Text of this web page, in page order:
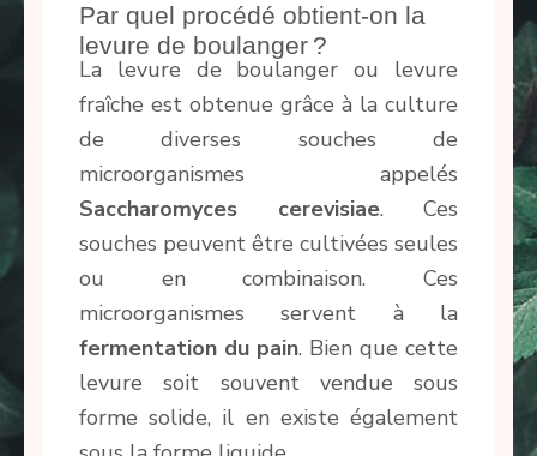
Par quel procédé obtient-on la
levure de boulanger ?
La levure de boulanger ou levure
fraîche est obtenue grâce à la culture
de diverses souches de
microorganismes appelés
Saccharomyces cerevisiae. Ces
souches peuvent être cultivées seules
ou en combinaison. Ces
microorganismes servent à la
fermentation du pain. Bien que cette
levure soit souvent vendue sous
forme solide, il en existe également